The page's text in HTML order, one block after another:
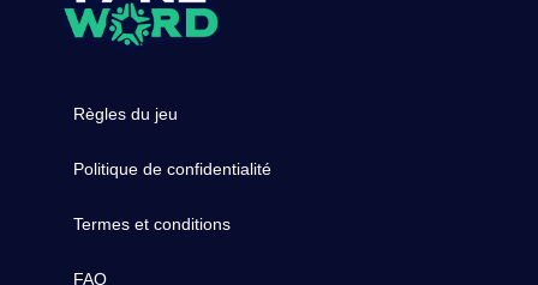
Règles du jeu
Politique de confidentialité
Termes et conditions
FAQ